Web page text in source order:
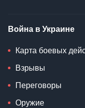
Война в Украине
Карта боевых
Взрывы
Переговоры
Оружие